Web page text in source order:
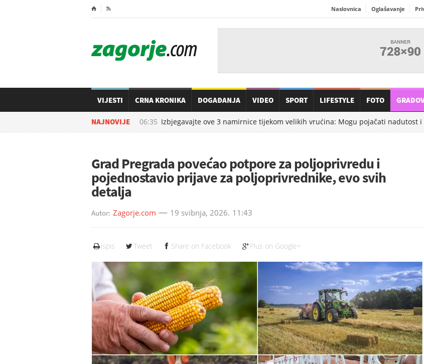
⌂  Naslovnica Oglašavanje
VIJESTI CRNA KRONIKA DOGAĐANJA VIDEO SPORT LIFESTYLE FOTO
NAJNOVIJE
07.08.2026. u 06:35 Izbjegavajte ove 3 namirnice tijekom velikih vrućina: Mogu pojačati nadutost i
Grad Pregrada povećao potpore za poljoprivredu i
pojednostavio prijave za poljoprivrednike, evo svih
detalja
Autor: Zagorje.com 19 svibnja, 2026. 11:43
ispis Tweet Share on Facebook Plus on Google+